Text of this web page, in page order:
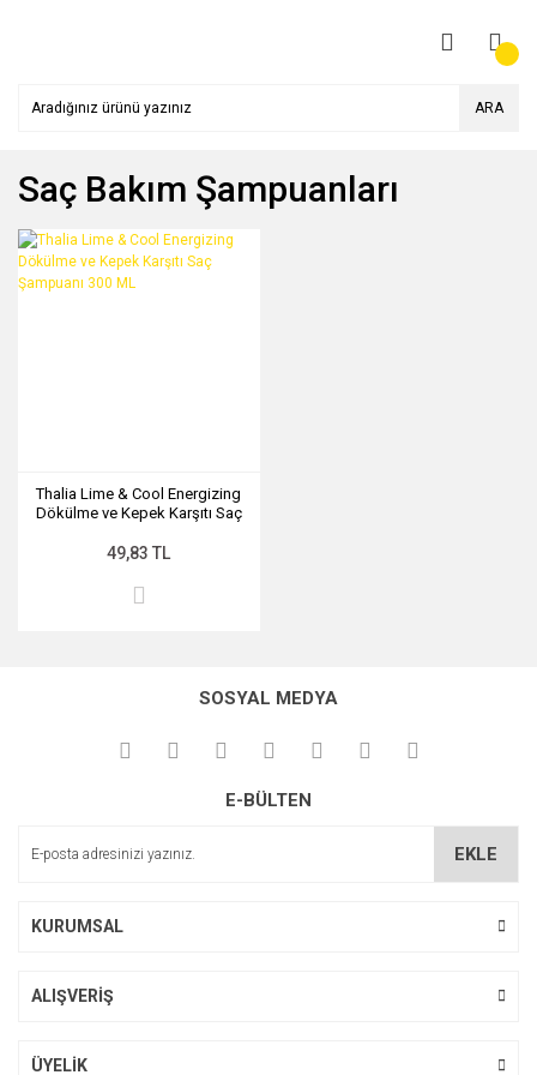
ARA
Saç Bakım Şampuanları
Thalia Lime & Cool Energizing
Dökülme ve Kepek Karşıtı Saç
49,83 TL
SOSYAL MEDYA
E-BÜLTEN
EKLE
KURUMSAL
ALIŞVERİŞ
ÜYELİK